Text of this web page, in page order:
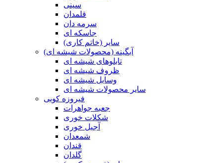
سینی
قلمدان
سرمه دان
جاسکه ای
سایر (خاتم کاری)
آبگینه (محصولات شیشه ای)
تابلوهای شیشه ای
ظروف شیشه ای
وسایل شیشه ای
سایر محصولات شیشه ای
فیروزه کوبی
جعبه جواهرات
شکلات خوری
آجیل خوری
شمعدان
قندان
گلدان